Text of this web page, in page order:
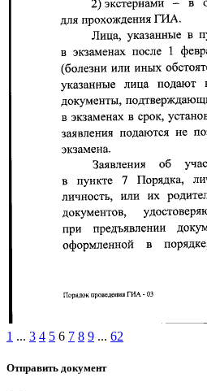
1 ... 3 4 5 6 7 8 9 ... 62
Отправить документ